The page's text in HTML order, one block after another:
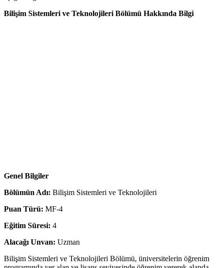
Bilişim Sistemleri ve Teknolojileri Bölümü Hakkında Bilgi
Genel Bilgiler
Bölümün Adı: Bilişim Sistemleri ve Teknolojileri
Puan Türü: MF-4
Eğitim Süresi: 4
Alacağı Unvan: Uzman
Bilişim Sistemleri ve Teknolojileri Bölümü, üniversitelerin öğrenim